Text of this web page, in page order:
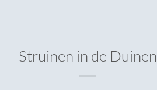
Struinen in de Duinen